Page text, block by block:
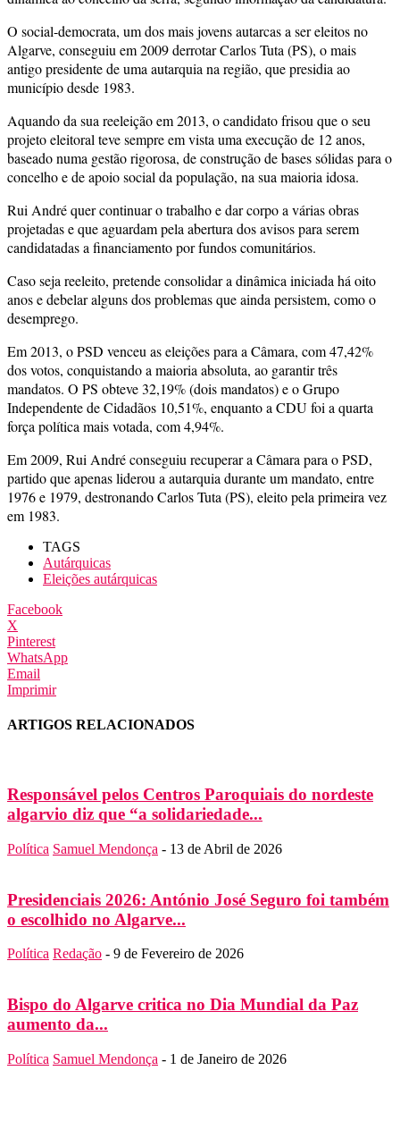
O social-democrata, um dos mais jovens autarcas a ser eleitos no
Algarve, conseguiu em 2009 derrotar Carlos Tuta (PS), o mais
antigo presidente de uma autarquia na região, que presidia ao
município desde 1983.
Aquando da sua reeleição em 2013, o candidato frisou que o seu
projeto eleitoral teve sempre em vista uma execução de 12 anos,
baseado numa gestão rigorosa, de construção de bases sólidas para o
concelho e de apoio social da população, na sua maioria idosa.
Rui André quer continuar o trabalho e dar corpo a várias obras
projetadas e que aguardam pela abertura dos avisos para serem
candidatadas a financiamento por fundos comunitários.
Caso seja reeleito, pretende consolidar a dinâmica iniciada há oito
anos e debelar alguns dos problemas que ainda persistem, como o
desemprego.
Em 2013, o PSD venceu as eleições para a Câmara, com 47,42%
dos votos, conquistando a maioria absoluta, ao garantir três
mandatos. O PS obteve 32,19% (dois mandatos) e o Grupo
Independente de Cidadãos 10,51%, enquanto a CDU foi a quarta
força política mais votada, com 4,94%.
Em 2009, Rui André conseguiu recuperar a Câmara para o PSD,
partido que apenas liderou a autarquia durante um mandato, entre
1976 e 1979, destronando Carlos Tuta (PS), eleito pela primeira vez
em 1983.
TAGS
Autárquicas
Eleições autárquicas
Facebook
X
Pinterest
WhatsApp
Email
Imprimir
ARTIGOS RELACIONADOS
Responsável pelos Centros Paroquiais do nordeste
algarvio diz que “a solidariedade...
Política Samuel Mendonça - 13 de Abril de 2026
Presidenciais 2026: António José Seguro foi também
o escolhido no Algarve...
Política Redação - 9 de Fevereiro de 2026
Bispo do Algarve critica no Dia Mundial da Paz
aumento da...
Política Samuel Mendonça - 1 de Janeiro de 2026